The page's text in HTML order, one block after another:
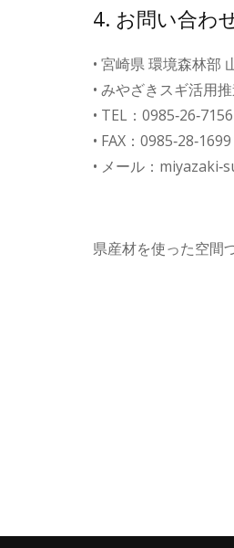
4. お問い合わ
• 宮崎県 環境森林部
• みやざきスギ活用
• TEL：0985‑26‑7156
• FAX：0985‑28‑1699
• メール：
県産材を使った空間